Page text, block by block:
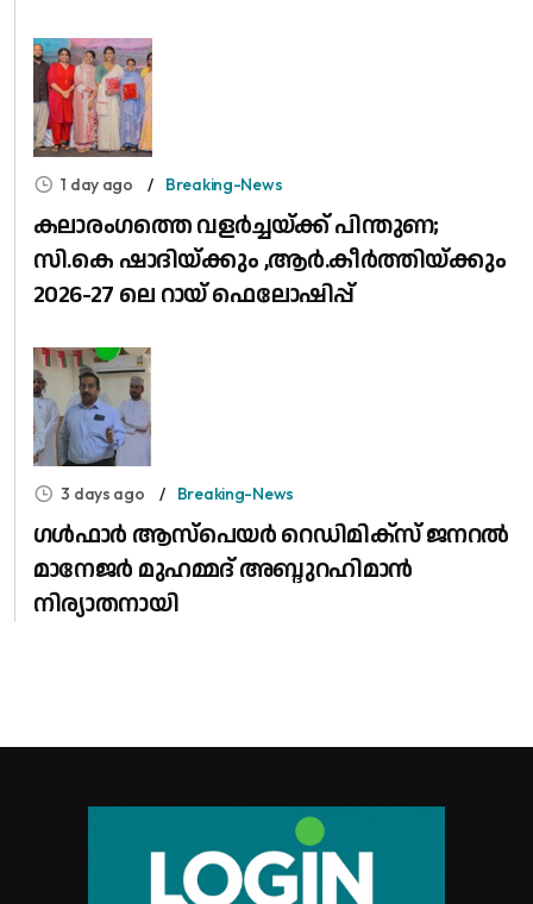
1 day ago Breaking-News
കലാരംഗത്തെ വളർച്ചയ്ക്ക് പിന്തുണ;
സി.കെ ഷാദിയ്ക്കും ,ആർ.കീർത്തിയ്ക്കും
2026-27 ലെ റായ് ഫെലോഷിപ്പ്
3 days ago Breaking-News
​ഗൾഫാർ ആസ്പെയർ റെഡിമിക്സ് ജനറൽ
മാനേജർ മുഹമ്മദ് അബ്ദുറഹിമാൻ
നിര്യാതനായി